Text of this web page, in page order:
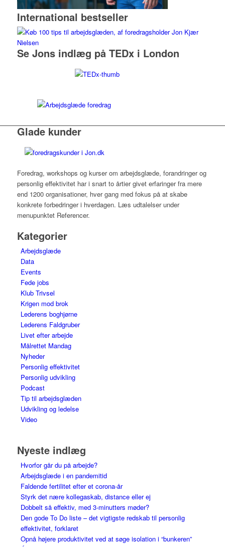
International bestseller
Se Jons indlæg på TEDx i London
Glade kunder
Foredrag, workshops og kurser om arbejdsglæde, forandringer og
personlig effektivitet har i snart to årtier givet erfaringer fra mere
end 1200 organisationer, hver gang med fokus på at skabe
konkrete forbedringer i hverdagen. Læs udtalelser under
menupunktet Referencer.
Kategorier
Arbejdsglæde
Data
Events
Fede jobs
Klub Trivsel
Krigen mod brok
Lederens boghjørne
Lederens Faldgruber
Livet efter arbejde
Målrettet Mandag
Nyheder
Personlig effektivitet
Personlig udvikling
Podcast
Tip til arbejdsglæden
Udvikling og ledelse
Video
Nyeste indlæg
Hvorfor går du på arbejde?
Arbejdsglæde i en pandemitid
Faldende fertilitet efter et corona-år
Styrk det nære kollegaskab, distance eller ej
Dobbelt så effektiv, med 3-minutters møder?
Den gode To Do liste – det vigtigste redskab til personlig
effektivitet, forklaret
Opnå højere produktivitet ved at søge isolation i “bunkeren”